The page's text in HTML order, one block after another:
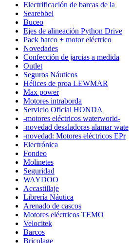
Electrificación de barcas de la
Searebbel
Buceo
Ejes de alineación Python Drive
Pack barco + motor eléctrico
Novedades
Confección de jarcias a medida
Outlet
Seguros Náuticos
Hélices de proa LEWMAR
Max power
Motores intraborda
Servicio Oficial HONDA
-motores eléctricos waterworld-
-novedad desaladoras alamar wate
-novedad: Motores eléctricos EPr
Electrónica
Fondeo
Molinetes
Seguridad
WAYDOO
Accastillaje
Librería Náutica
Arenado de cascos
Motores eléctricos TEMO
Velocitek
Barcos
Bricolage